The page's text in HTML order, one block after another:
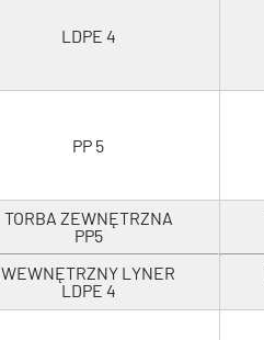
LDPE 4
PP 5
TORBA ZEWNĘTRZNA
PP5
WEWNĘTRZNY LYNER
LDPE 4